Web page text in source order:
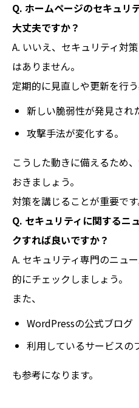
Q. ホームページのセキュリ
大丈夫ですか？
A. いいえ、セキュリティ対
はありません。
定期的に見直しや更新を行う
新しい脆弱性が発見され
攻撃手法が変化する。
こうした動きに備えるため
おきましょう。
対策を講じることが重要です
Q. セキュリティに関するニ
クすれば良いですか？
A. セキュリティ専門のニュ
的にチェックしましょう。
また、
WordPressの公式ブログ
利用しているサービスの
も参考になります。